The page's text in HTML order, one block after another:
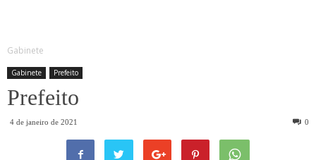
Gabinete
Gabinete Prefeito
Prefeito
4 de janeiro de 2021 0